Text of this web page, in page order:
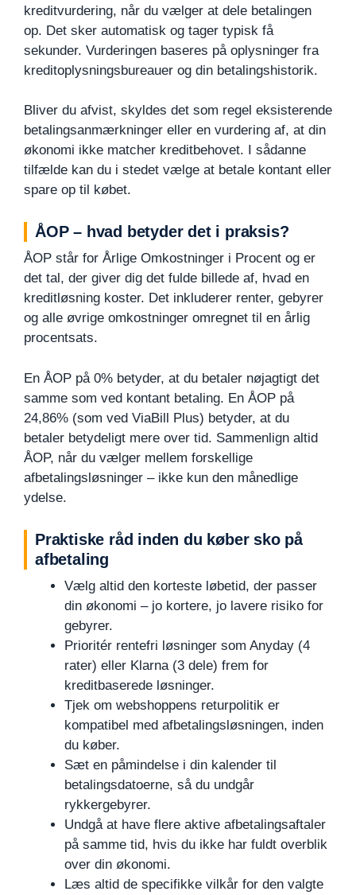
kreditvurdering, når du vælger at dele betalingen
op. Det sker automatisk og tager typisk få
sekunder. Vurderingen baseres på oplysninger fra
kreditoplysningsbureauer og din betalingshistorik.
Bliver du afvist, skyldes det som regel eksisterende
betalingsanmærkninger eller en vurdering af, at din
økonomi ikke matcher kreditbehovet. I sådanne
tilfælde kan du i stedet vælge at betale kontant eller
spare op til købet.
ÅOP – hvad betyder det i praksis?
ÅOP står for Årlige Omkostninger i Procent og er
det tal, der giver dig det fulde billede af, hvad en
kreditløsning koster. Det inkluderer renter, gebyrer
og alle øvrige omkostninger omregnet til en årlig
procentsats.
En ÅOP på 0% betyder, at du betaler nøjagtigt det
samme som ved kontant betaling. En ÅOP på
24,86% (som ved ViaBill Plus) betyder, at du
betaler betydeligt mere over tid. Sammenlign altid
ÅOP, når du vælger mellem forskellige
afbetalingsløsninger – ikke kun den månedlige
ydelse.
Praktiske råd inden du køber sko på
afbetaling
Vælg altid den korteste løbetid, der passer
din økonomi – jo kortere, jo lavere risiko for
gebyrer.
Prioritér rentefri løsninger som Anyday (4
rater) eller Klarna (3 dele) frem for
kreditbaserede løsninger.
Tjek om webshoppens returpolitik er
kompatibel med afbetalingsløsningen, inden
du køber.
Sæt en påmindelse i din kalender til
betalingsdatoerne, så du undgår
rykkergebyrer.
Undgå at have flere aktive afbetalingsaftaler
på samme tid, hvis du ikke har fuldt overblik
over din økonomi.
Læs altid de specifikke vilkår for den valgte